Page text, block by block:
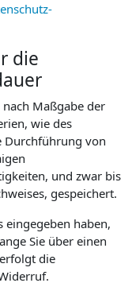
die
Maßgabe der
wie des
Durchführung von
und zwar bis
gespeichert.
eingegeben haben,
Sie über einen
die